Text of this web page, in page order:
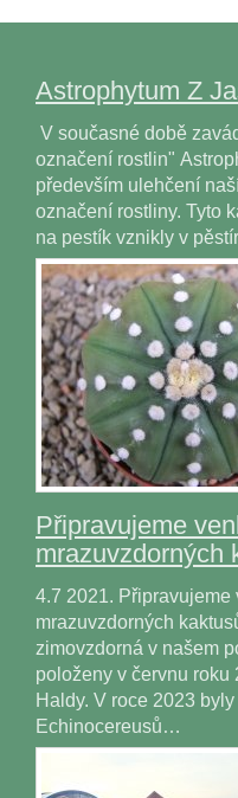
Astrophytum Z
V současné době
označení rostlin"
především ulehčení
označení rostliny. Tyto
na pestík vznikly v
Připravujeme
mrazuvzdorných
4.7 2021. Připravujeme
mrazuvzdorných
zimovzdorná v našem
položeny v červnu roku
Haldy. V roce 2023
Echinocereusů…